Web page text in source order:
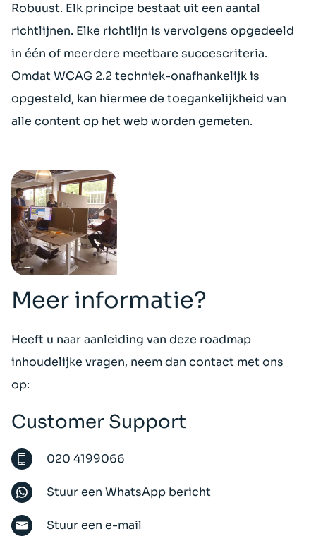
Robuust. Elk principe bestaat uit een aantal
richtlijnen. Elke richtlijn is vervolgens opgedeeld
in één of meerdere meetbare succescriteria.
Omdat WCAG 2.2 techniek-onafhankelijk is
opgesteld, kan hiermee de toegankelijkheid van
alle content op het web worden gemeten.
Meer informatie?
Heeft u naar aanleiding van deze roadmap
inhoudelijke vragen, neem dan contact met ons
op:
Customer Support
020 4199066
Stuur een WhatsApp bericht
Stuur een e-mail